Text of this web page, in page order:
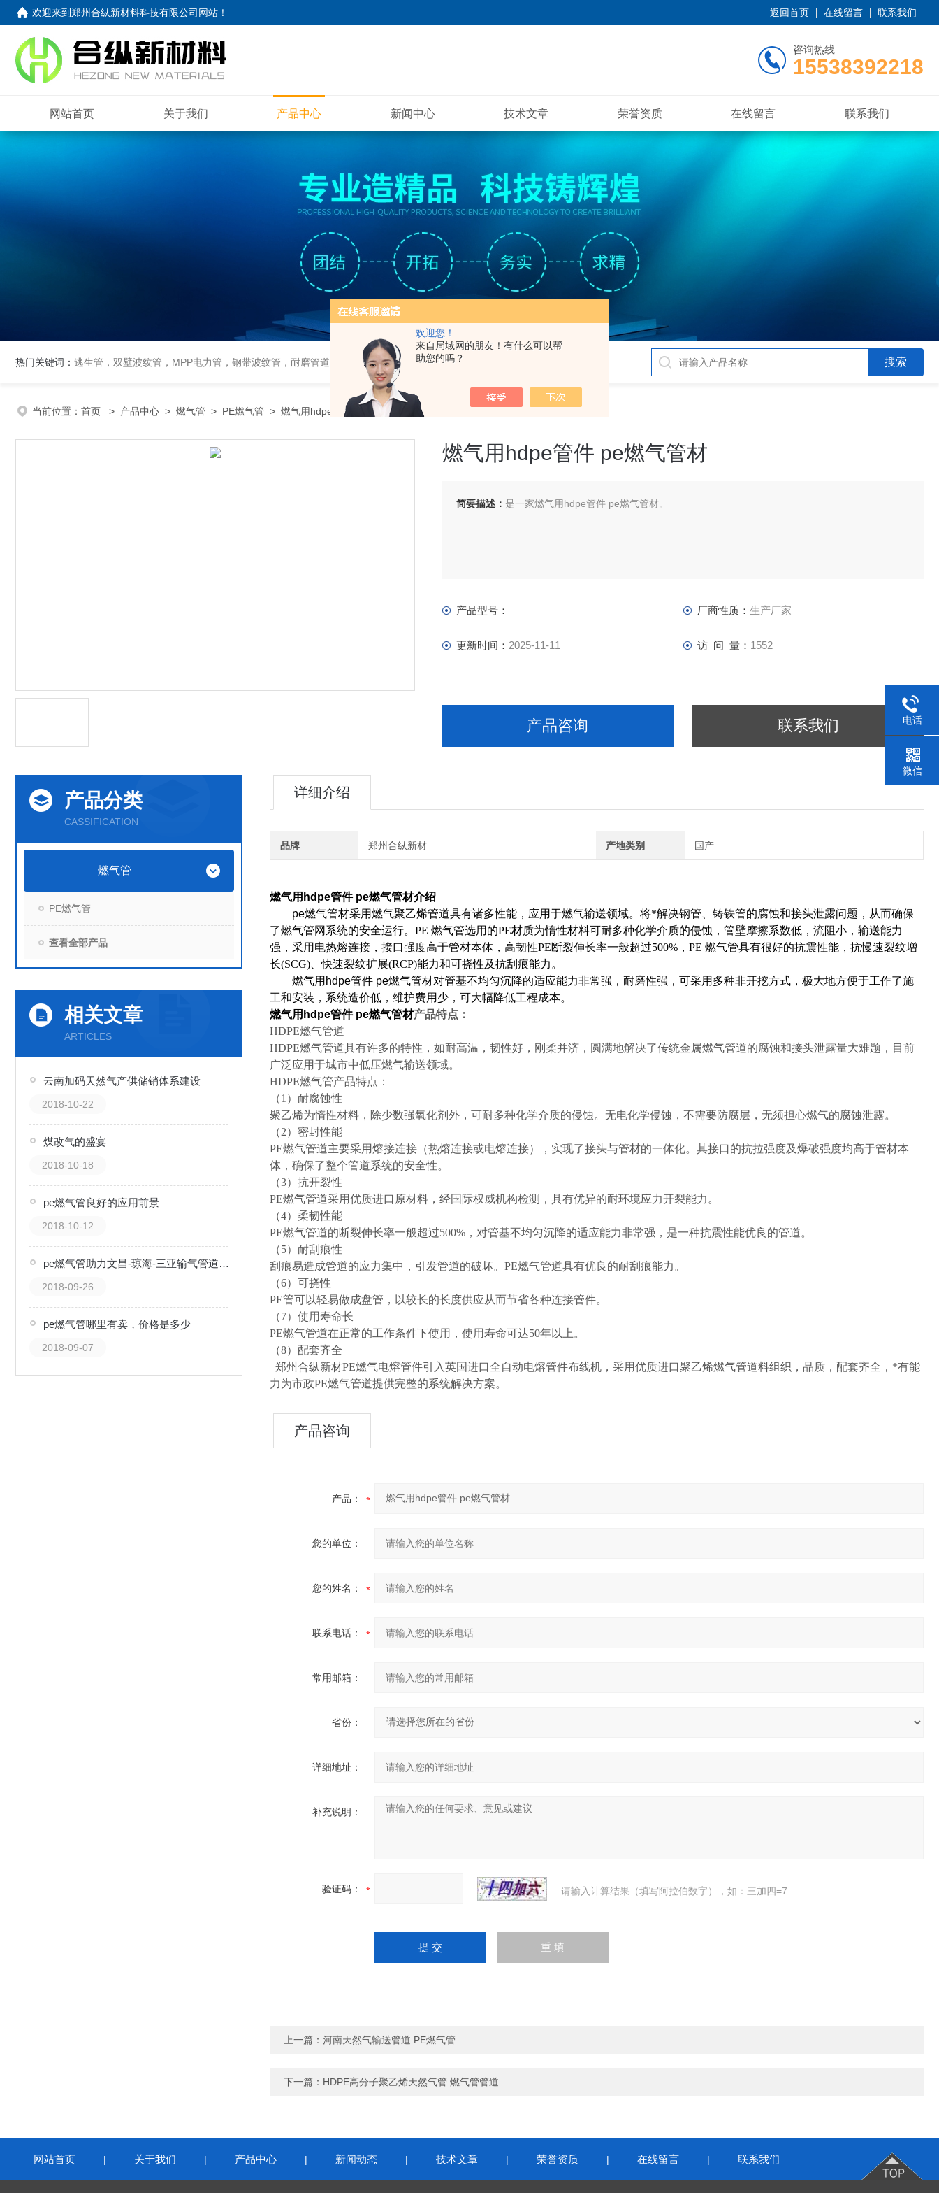
欢迎您！
来自局域网的朋友！有什么可以帮
助您的吗？
欢迎来到郑州合纵新材料科技有限公司网站 ！ 返回首页 在线留言 联系我们
咨询热线
15538392218
网站首页 关于我们 产品中心 新闻中心 技术文章 荣誉资质 在线留言 联系我们
热门关键词： 逃生管，双壁波纹管，MPP电力管，钢带波纹管，耐磨管道,衬塑钢管,钢衬塑管,钢衬四氟管,超高分子量聚乙烯管,超高管
当前位置： 首页 > 产品中心 > 燃气管 > PE燃气管 > 燃气用hdpe管件 pe燃气管材
燃气用hdpe管件 pe燃气管材
简要描述： 是一家燃气用hdpe管件 pe燃气管材。
产品型号： 厂商性质： 生产厂家
更新时间： 2025-11-11 访 问 量： 1552
产品咨询 联系我们
详细介绍
品牌 郑州合纵新材 产地类别 国产
燃气用hdpe管件 pe燃气管材介绍
pe燃气管材采用燃气聚乙烯管道具有诸多性能，应用于燃气输送领域。将*解决钢管、铸铁管的腐蚀和接头泄露问题，从而确保
了燃气管网系统的安全运行。PE 燃气管选用的PE材质为惰性材料可耐多种化学介质的侵蚀，管壁摩擦系数低，流阻小，输送能力
强，采用电热熔连接，接口强度高于管材本体，高韧性PE断裂伸长率一般超过500%，PE 燃气管具有很好的抗震性能，抗慢速裂纹增
长(SCG)、快速裂纹扩展(RCP)能力和可挠性及抗刮痕能力。
燃气用hdpe管件 pe燃气管材对管基不均匀沉降的适应能力非常强，耐磨性强，可采用多种非开挖方式，极大地方便于工作了施
工和安装，系统造价低，维护费用少，可大幅降低工程成本。
燃气用hdpe管件 pe燃气管材产品特点：
HDPE燃气管道
HDPE燃气管道具有许多的特性，如耐高温，韧性好，刚柔并济，圆满地解决了传统金属燃气管道的腐蚀和接头泄露量大难题，目前
广泛应用于城市中低压燃气输送领域。
HDPE燃气管产品特点：
（1）耐腐蚀性
聚乙烯为惰性材料，除少数强氧化剂外，可耐多种化学介质的侵蚀。无电化学侵蚀，不需要防腐层，无须担心燃气的腐蚀泄露。
（2）密封性能
PE燃气管道主要采用熔接连接（热熔连接或电熔连接），实现了接头与管材的一体化。其接口的抗拉强度及爆破强度均高于管材本
体，确保了整个管道系统的安全性。
（3）抗开裂性
PE燃气管道采用优质进口原材料，经国际权威机构检测，具有优异的耐环境应力开裂能力。
（4）柔韧性能
PE燃气管道的断裂伸长率一般超过500%，对管基不均匀沉降的适应能力非常强，是一种抗震性能优良的管道。
（5）耐刮痕性
刮痕易造成管道的应力集中，引发管道的破坏。PE燃气管道具有优良的耐刮痕能力。
（6）可挠性
PE管可以轻易做成盘管，以较长的长度供应从而节省各种连接管件。
（7）使用寿命长
PE燃气管道在正常的工作条件下使用，使用寿命可达50年以上。
（8）配套齐全
郑州合纵新材PE燃气电熔管件引入英国进口全自动电熔管件布线机，采用优质进口聚乙烯燃气管道料组织，品质，配套齐全，*有能
力为市政PE燃气管道提供完整的系统解决方案。
产品咨询
产品：
您的单位：
您的姓名：
联系电话：
常用邮箱：
省份：
详细地址：
补充说明：
验证码： 请输入计算结果（填写阿拉伯数字），如：三加四=7
上一篇： 河南天然气输送管道 PE燃气管
下一篇： HDPE高分子聚乙烯天然气管 燃气管管道
产品分类
CASSIFICATION
燃气管
PE燃气管
查看全部产品
相关文章
ARTICLES
云南加码天然气产供储销体系建设
2018-10-22
煤改气的盛宴
2018-10-18
pe燃气管良好的应用前景
2018-10-12
pe燃气管助力文昌-琼海-三亚输气管道工程
2018-09-26
pe燃气管哪里有卖，价格是多少
2018-09-07
网站首页 | 关于我们 | 产品中心 | 新闻动态 | 技术文章 | 荣誉资质 | 在线留言 | 联系我们
电话
微信